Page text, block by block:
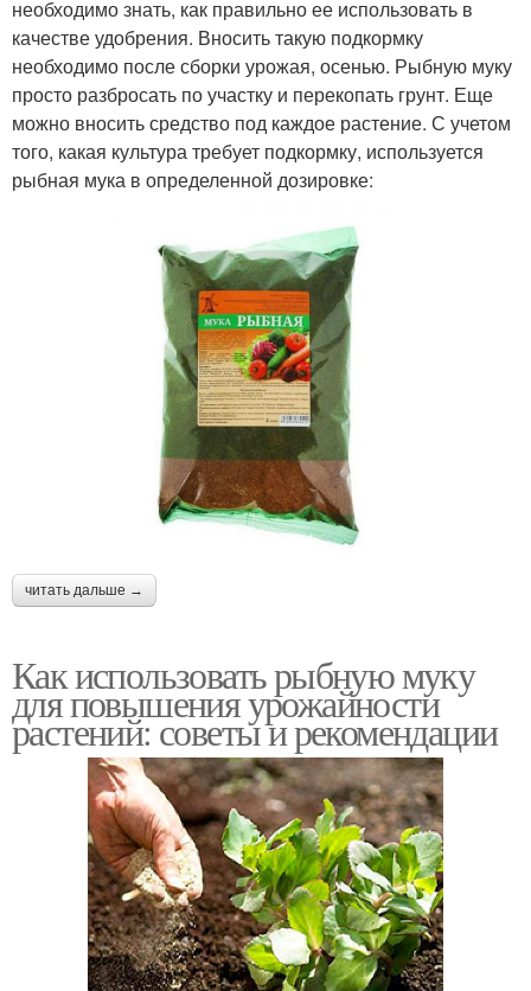
необходимо знать, как правильно ее использовать в
качестве удобрения. Вносить такую подкормку
необходимо после сборки урожая, осенью. Рыбную муку
просто разбросать по участку и перекопать грунт. Еще
можно вносить средство под каждое растение. С учетом
того, какая культура требует подкормку, используется
рыбная мука в определенной дозировке:
читать дальше →
Как использовать рыбную муку
для повышения урожайности
растений: советы и рекомендации